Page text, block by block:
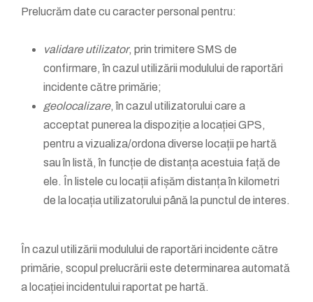
Prelucrăm date cu caracter personal pentru:
validare utilizator, prin trimitere SMS de
confirmare, în cazul utilizării modulului de raportări
incidente către primărie;
geolocalizare, în cazul utilizatorului care a
acceptat punerea la dispoziție a locației GPS,
pentru a vizualiza/ordona diverse locații pe hartă
sau în listă, în funcție de distanța acestuia față de
ele. În listele cu locații afișăm distanța în kilometri
de la locația utilizatorului până la punctul de interes.
În cazul utilizării modulului de raportări incidente către
primărie, scopul prelucrării este determinarea automată
a locației incidentului raportat pe hartă.